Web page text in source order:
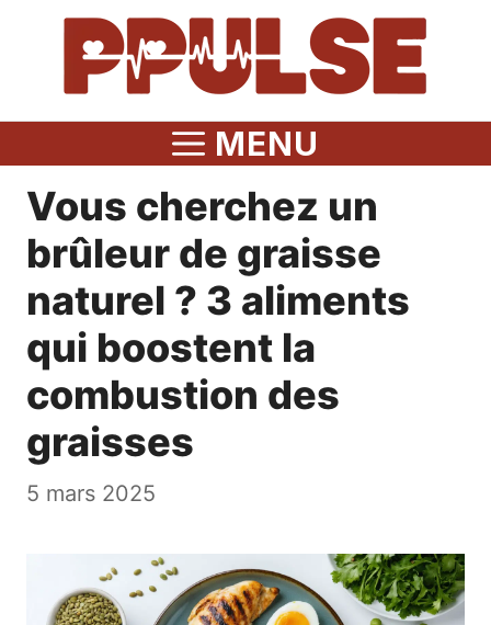
MENU
Vous cherchez un
brûleur de graisse
naturel ? 3 aliments
qui boostent la
combustion des
graisses
5 mars 2025